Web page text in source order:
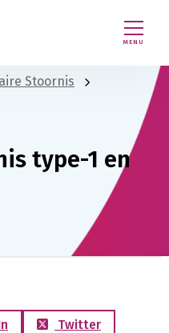
MENU
Stoornis
type-1 en
Twitter